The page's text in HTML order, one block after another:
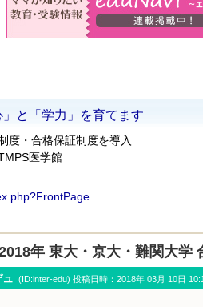
2018年 東大・京大・難関大学
(ID:inter-edu) 投稿日時：2018年 03月 10日